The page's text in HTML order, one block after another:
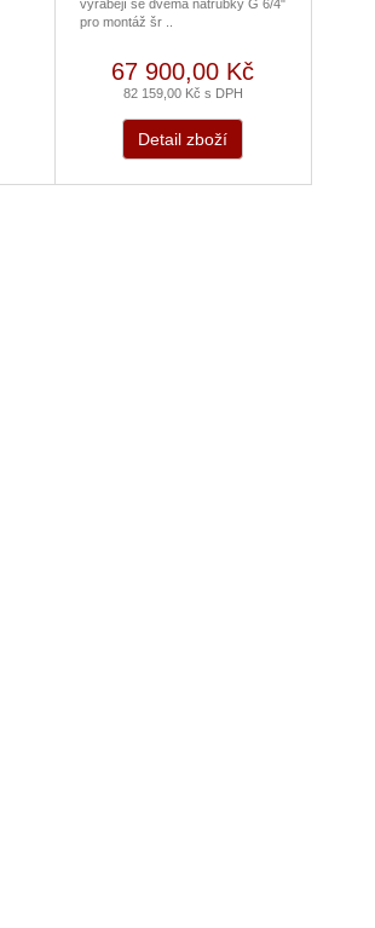
vyrábějí se dvěma nátrubky G 6/4"
pro montáž šr ..
67 900,00 Kč
82 159,00 Kč s DPH
Detail zboží